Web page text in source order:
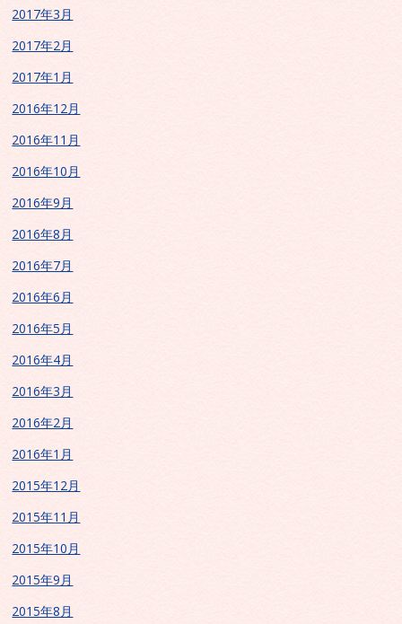
2017年3月
2017年2月
2017年1月
2016年12月
2016年11月
2016年10月
2016年9月
2016年8月
2016年7月
2016年6月
2016年5月
2016年4月
2016年3月
2016年2月
2016年1月
2015年12月
2015年11月
2015年10月
2015年9月
2015年8月